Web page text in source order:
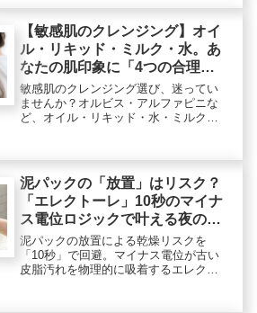
い手順を解説。オルビスのオイルで
「落とすケア」を見直しませんか？
【敏感肌のクレンジング】オイ
ル・リキッド・ミルク・水。あ
なたの肌印象に「4つの合理的
回答」
敏感肌のクレンジング選び、迷ってい
ませんか？オルビス・アルファピニな
ど、オイル・リキッド・水・ミルクの4
う「運命の1本」見つかります。使い分
けのコツも解説。
泥パックの「放置」はリスク？
「エレクトーレ」10秒のマイナ
ス電位ロジックで叶える夜の低
摩擦洗顔
泥パックの放置による乾燥リスクを
「10秒」で回避。マイナス電位が古い
皮脂汚れを物理的に吸着するエレクト